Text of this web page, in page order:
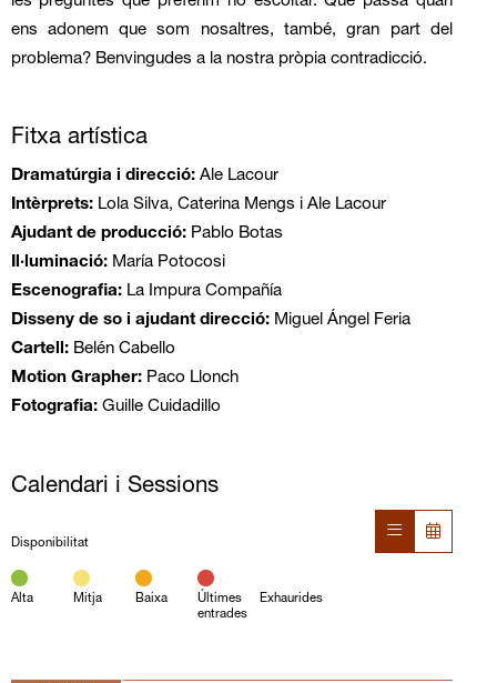
ens adonem que som nosaltres, també, gran part del
problema? Benvingudes a la nostra pròpia contradicció.
Fitxa artística
Dramatúrgia i direcció:Ale Lacour
Intèrprets:Lola Silva, Caterina Mengs i Ale Lacour
Ajudant de producció:Pablo Botas
Il·luminació:María Potocosi
Escenografia:La Impura Compañía
Disseny de so i ajudant direcció:Miguel Ángel Feria
Cartell: Belén Cabello
Motion Grapher: Paco Llonch
Fotografia:Guille Cuidadillo
Calendari i Sessions
Disponibilitat
Alta Mitja Baixa
Últimes
entrades
Exhaurides